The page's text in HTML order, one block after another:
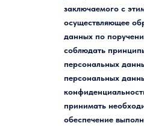
заключаемого с
осуществляющее
данных по
соблюдать
персональных
персональных
принимать
обеспечение